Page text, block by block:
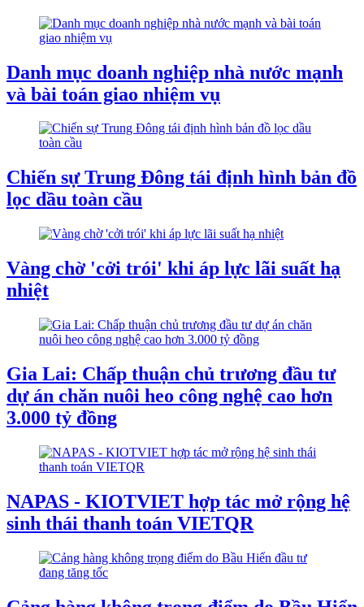
Danh mục doanh nghiệp nhà nước mạnh
và bài toán giao nhiệm vụ
Chiến sự Trung Đông tái định hình bản đồ
lọc dầu toàn cầu
Vàng chờ 'cởi trói' khi áp lực lãi suất hạ
nhiệt
Gia Lai: Chấp thuận chủ trương đầu tư
dự án chăn nuôi heo công nghệ cao hơn
3.000 tỷ đồng
NAPAS - KIOTVIET hợp tác mở rộng hệ
sinh thái thanh toán VIETQR